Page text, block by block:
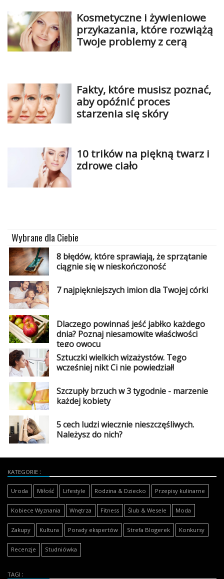
Kosmetyczne i żywieniowe
przykazania, które rozwiążą
Twoje problemy z cerą
Fakty, które musisz poznać,
aby opóźnić proces
starzenia się skóry
10 trików na piękną twarz i
zdrowe ciało
Wybrane dla Ciebie
8 błędów, które sprawiają, że sprzątanie
ciągnie się w nieskończoność
7 najpiękniejszych imion dla Twojej córki
Dlaczego powinnaś jeść jabłko każdego
dnia? Poznaj niesamowite właściwości
tego owocu
Sztuczki wielkich wizażystów. Tego
wcześniej nikt Ci nie powiedział!
Szczupły brzuch w 3 tygodnie - marzenie
każdej kobiety
5 cech ludzi wiecznie nieszczęśliwych.
Należysz do nich?
KATEGORIE
Uroda Miłość Lifestyle Rodzina & Dziecko Przepisy kulinarne
Kobiece Wyznania Wnętrza Fitness Ślub & Wesele Moda
Zakupy Kultura Porady ekspertów Strefa Blogerek Konkursy
Recenzje Studniówka
TAGI